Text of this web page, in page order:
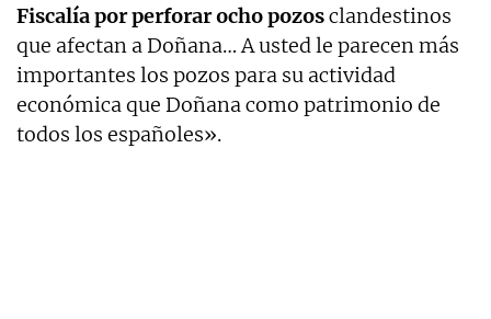
Fiscalía por perforar ocho pozosclandestinos
que afectan a Doñana… A usted le parecen más
importantes los pozos para su actividad
económica que Doñana como patrimonio de
todos los españoles».